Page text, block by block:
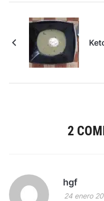
2
hgf
24 enero